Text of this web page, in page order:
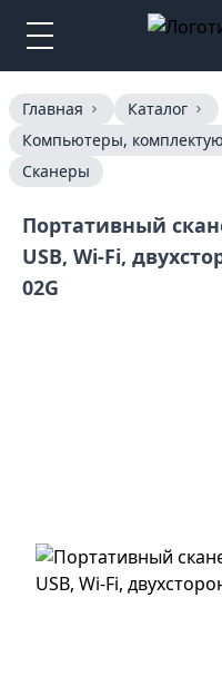
Главная
Каталог
Компьютеры,
Сканеры
Портативный
USB, Wi-Fi,
02G